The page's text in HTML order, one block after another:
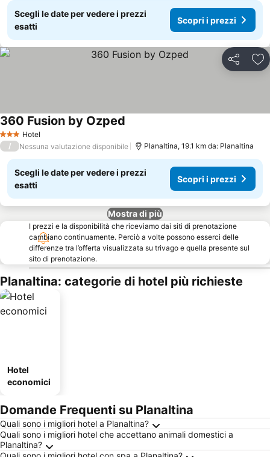
Scegli le date per vedere i prezzi
esatti
Scopri i prezzi
Condividi
3 StelleHotel
360 Fusion by Ozped
/ Nessuna valutazione disponibile Planaltina, 19.1 km da: Planaltina
Scegli le date per vedere i prezzi
esatti
Scopri i prezzi
Mostra di più
I prezzi e la disponibilità che riceviamo dai siti di prenotazione
cambiano continuamente. Perciò a volte possono esserci delle
differenze tra l’offerta visualizzata su trivago e quella presente sul
sito di prenotazione.
Planaltina: categorie di hotel più richieste
Hotel
economici
Domande Frequenti su Planaltina
Quali sono i migliori hotel a Planaltina?
Quali sono i migliori hotel che accettano animali domestici a
Planaltina?